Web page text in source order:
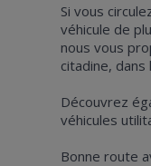
Si vous
véhicule de
nous vous
citadine, dans
Découvrez
véhicules
Bonne route